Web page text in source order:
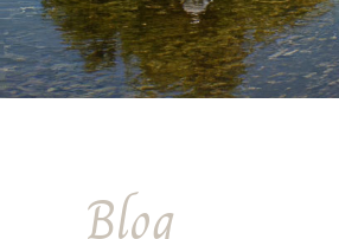
Blog